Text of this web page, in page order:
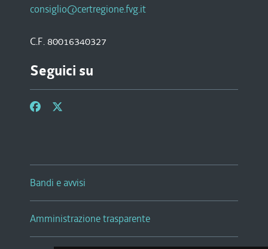
consiglio@certregione.fvg.it
C.F. 80016340327
Seguici su
Bandi e avvisi
Amministrazione trasparente